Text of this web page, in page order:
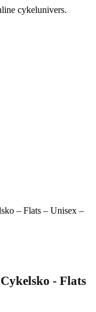
cykelunivers.
– Flats – Unisex –
- Flats